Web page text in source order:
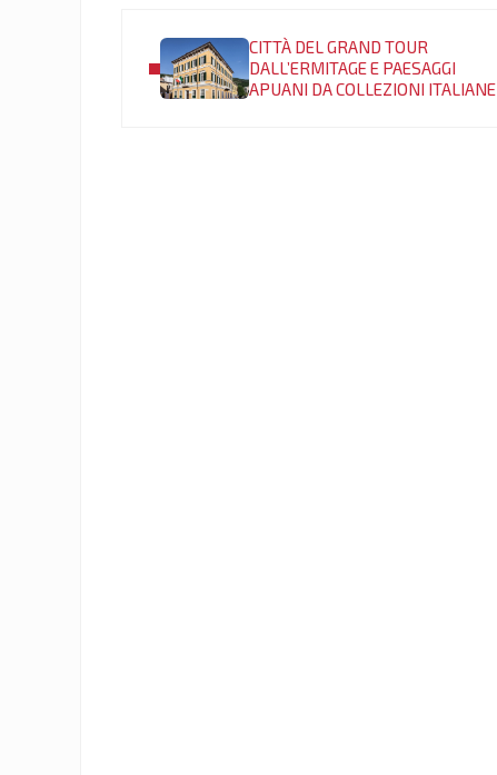
CITTÀ DEL GRAND TOUR
DALL’ERMITAGE E PAESAGGI
APUANI DA COLLEZIONI ITALIANE